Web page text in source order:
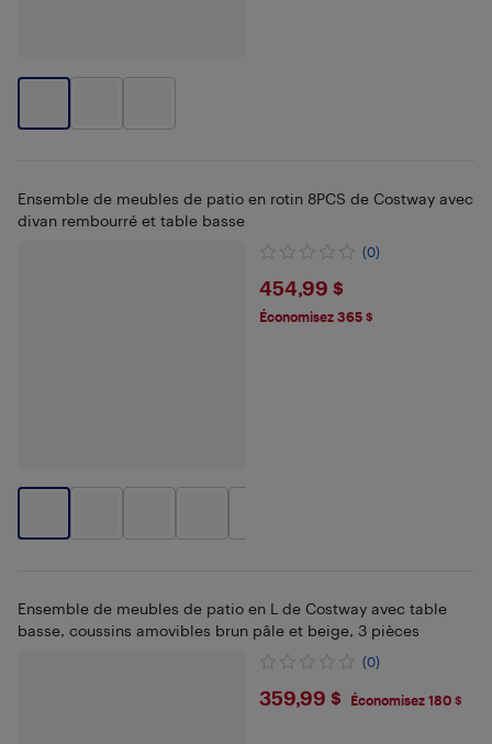
Ensemble de meubles de patio en rotin 8PCS de Costway avec
divan rembourré et table basse
(0)
$454.99
454,99 $
Économisez 365 $
Ensemble de meubles de patio en L de Costway avec table
basse, coussins amovibles brun pâle et beige, 3 pièces
(0)
$359.99
359,99 $ Économisez 180 $